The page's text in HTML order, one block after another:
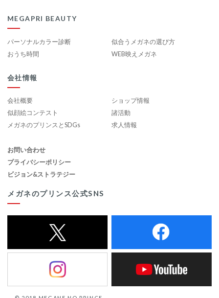
MEGAPRI BEAUTY
パーソナルカラー診断
似合うメガネの選び方
おうち時間
WEB映えメガネ
会社情報
会社概要
ショップ情報
似顔絵コンテスト
諸活動
メガネのプリンスとSDGs
求人情報
お問い合わせ
プライバシーポリシー
ビジョン&ストラテジー
メガネのプリンス公式SNS